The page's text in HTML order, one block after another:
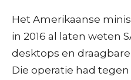
Het Amerikaanse
in 2016 al laten weten
desktops en
Die operatie had